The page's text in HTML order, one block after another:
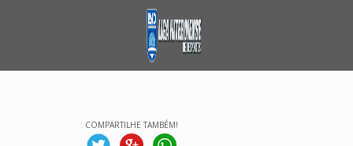
COMPARTILHE TAMBÉM!